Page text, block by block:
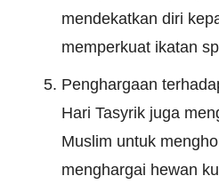
mendekatkan diri
memperkuat ikatan
Penghargaan
Hari Tasyrik juga
Muslim untuk
menghargai hewan